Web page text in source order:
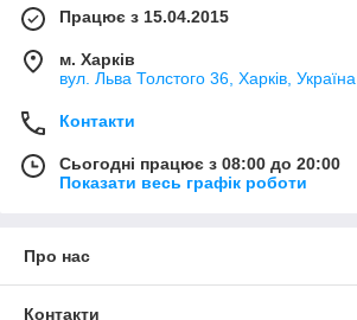
Працює з 15.04.2015
м. Харків
вул. Льва Толстого 36, Харків, Україна
Контакти
Сьогодні працює з 08:00 до 20:00
Показати весь графік роботи
Про нас
Контакти